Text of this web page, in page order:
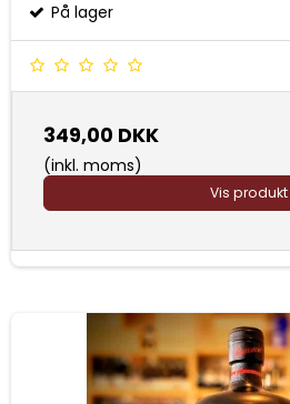
På lager
349,00 DKK
(inkl. moms)
Vis produkt